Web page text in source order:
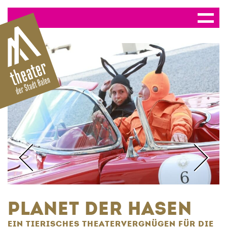
PLANET DER HASEN
EIN TIERISCHES THEATERVERGNÜGEN FÜR DIE